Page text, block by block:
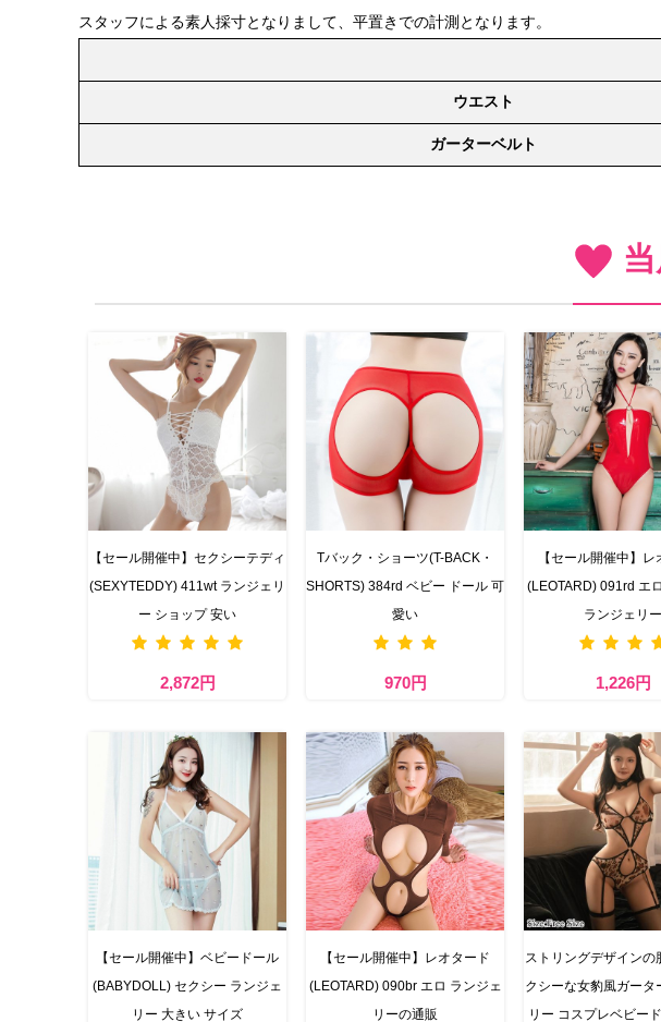
スタッフによる素人採寸となりまして、平置きでの計測となります。
ウエスト
ガーターベルト
【セール開催中】セクシーテディ
(SEXYTEDDY) 411wt ランジェリ
ー ショップ 安い
2,872円
Tバック・ショーツ(T-BACK・
SHORTS) 384rd ベビー ドール 可
愛い
970円
【セール開催中】レ
(LEOTARD) 091rd エ
ランジェリー
1,226円
【セール開催中】ベビードール
(BABYDOLL) セクシー ランジェ
リー 大きい サイズ
【セール開催中】レオタード
(LEOTARD) 090br エロ ランジェ
リーの通販
ストリングデザインの
クシーな女豹風ガータ
リー コスプレベビー